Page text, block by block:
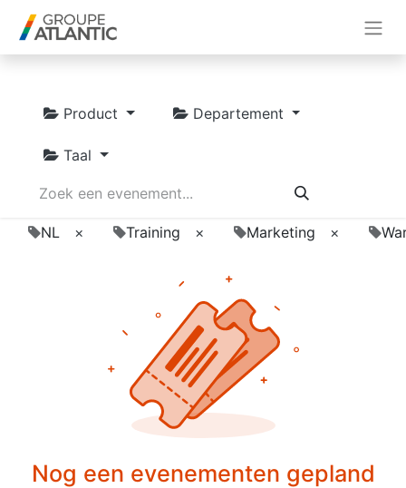
Product Departement
Taal
NL × Training × Marketing ×
Nog een evenementen gepland